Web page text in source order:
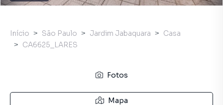
Início São Paulo Jardim Jabaquara
Casa
CA6625_LARES
Fotos
Mapa